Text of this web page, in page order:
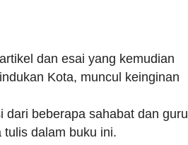
dan esai yang kemudian
Kota, muncul keinginan
dari beberapa sahabat dan guru
dalam buku ini.